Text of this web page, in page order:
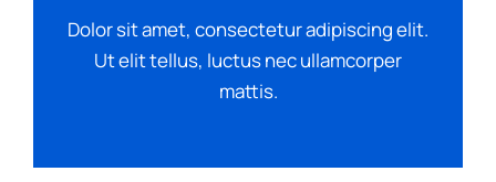
Dolor sit amet, consectetur adipiscing elit.
Ut elit tellus, luctus nec ullamcorper
mattis.